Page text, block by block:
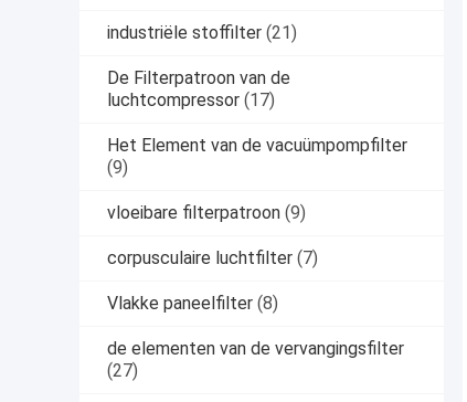
industriële stoffilter (21)
De Filterpatroon van de
luchtcompressor (17)
Het Element van de vacuümpompfilter
(9)
vloeibare filterpatroon (9)
corpusculaire luchtfilter (7)
Vlakke paneelfilter (8)
de elementen van de vervangingsfilter
(27)